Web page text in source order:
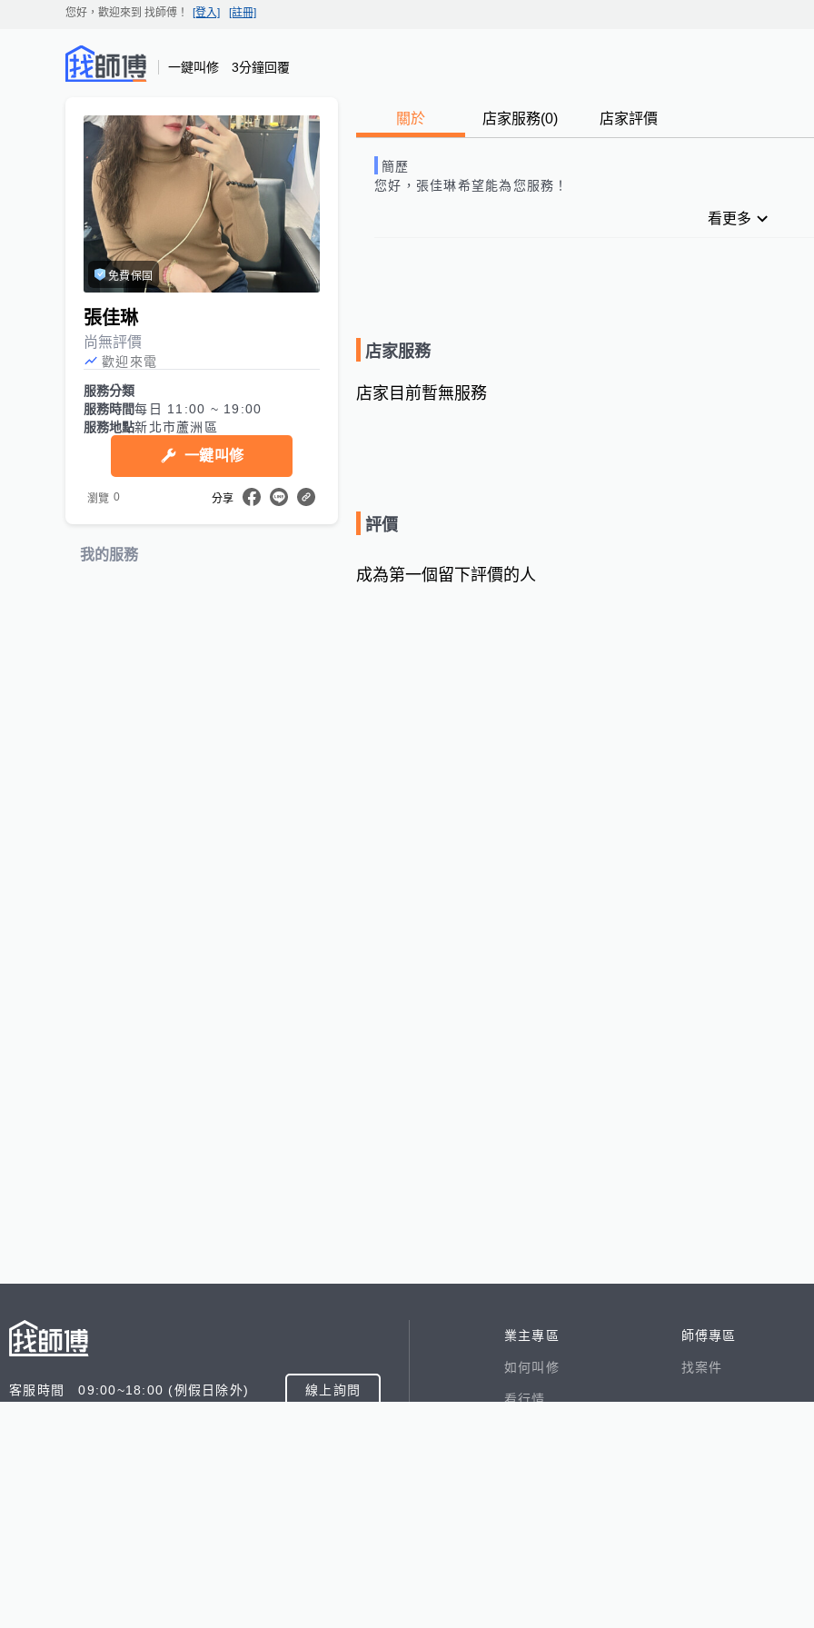
您好，歡迎來到 找師傅 ！ [登入] [註冊]
一鍵叫修 3分鐘回覆
免費保固
張佳琳
尚無評價
歡迎來電
服務分類
服務時間每日 11:00 ~ 19:00
服務地點新北市蘆洲區
一鍵叫修
瀏覽 0 分享
我的服務
關於 店家服務(0) 店家評價
簡歷
您好， 張佳琳希望能為您服務！
看更多
店家服務
店家目前暫無服務
評價
成為第一個留下評價的人
客服時間 09:00~18:00 (例假日除外) 線上詢問
業主專區
如何叫修
看行情
師傅專區
找案件